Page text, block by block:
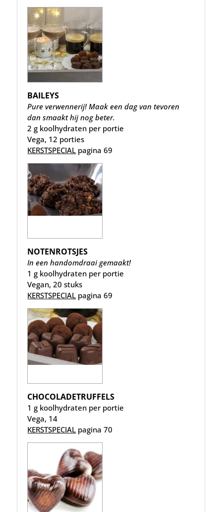
BAILEYS
Pure verwennerij! Maak een dag van tevoren
dan smaakt hij nog beter.
2 g koolhydraten per portie
Vega, 12 porties
KERSTSPECIAL pagina 69
NOTENROTSJES
In een handomdraai gemaakt!
1 g koolhydraten per portie
Vegan, 20 stuks
KERSTSPECIAL pagina 69
CHOCOLADETRUFFELS
1 g koolhydraten per portie
Vega, 14
KERSTSPECIAL pagina 70